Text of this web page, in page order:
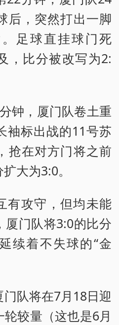
后，突然打出一脚
足球直挂球门死
，比分被改写为2:
钟，厦门队卷土重
袖标出战的11号苏
抢在对方门将之前
大为3:0。
有攻守，但均未能
厦门队将3:0的比分
续着不失球的“金
队将在7月18日迎
较量（这也是6月